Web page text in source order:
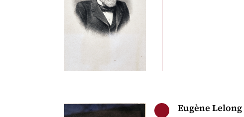
Eugène Lelong